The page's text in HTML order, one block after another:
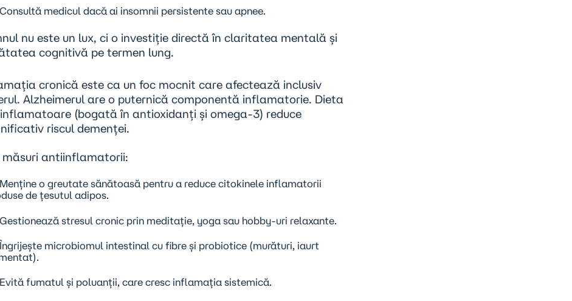
Consultă medicul dacă ai insomnii persistente sau apnee.
nu este un lux, ci o investiție directă în claritatea mentală și
cognitivă pe termen lung.
cronicăeste ca un foc mocnit care afectează inclusiv
Alzheimerul are o puternică componentă inflamatorie. Dieta
(bogată în antioxidanți și omega-3) reduce
riscul demenței.
măsuri antiinflamatorii:
Menține o greutate sănătoasă pentru a reduce citokinele inflamatorii
de țesutul adipos.
Gestionează stresul cronic prin meditație, yoga sau hobby-uri relaxante.
microbiomul intestinal cu fibre și probiotice (murături, iaurt
Evită fumatul și poluanții, care cresc inflamația sistemică.